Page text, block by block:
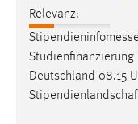
Relevanz:
Stipendieninfomesse
Deutschland 08.15